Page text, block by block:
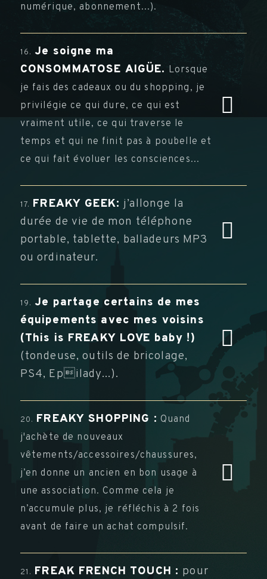
numérique, abonnement...).
16. Je soigne ma
CONSOMMATOSE AIGÜE. Lorsque
je fais des cadeaux ou du shopping, je
privilégie ce qui dure, ce qui est
vraiment utile, ce qui traverse le
temps et qui ne finit pas à poubelle et
ce qui fait évoluer les consciences...
17. FREAKY GEEK: j’allonge la
durée de vie de mon téléphone
portable, tablette, balladeurs MP3
ou ordinateur.
19. Je partage certains de mes
équipements avec mes voisins
(This is FREAKY LOVE baby !)
(tondeuse, outils de bricolage,
PS4, Epilady...).
20. FREAKY SHOPPING : Quand
j'achète de nouveaux
vêtements/accessoires/chaussures,
j’en donne un ancien en bon usage à
une association. Comme cela je
n’accumule plus, je réfléchis à 2 fois
avant de faire un achat compulsif.
21. FREAK FRENCH TOUCH : pour